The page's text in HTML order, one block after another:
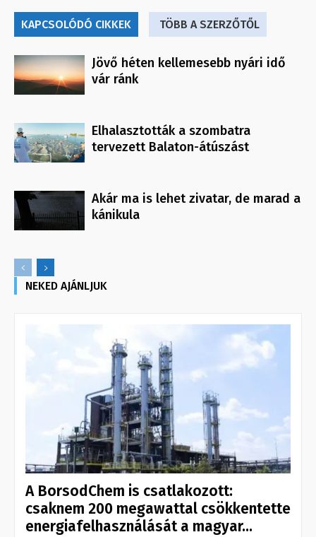
KAPCSOLÓDÓ CIKKEK TÖBB A SZERZŐTŐL
Jövő héten kellemesebb nyári idő
vár ránk
Elhalasztották a szombatra
tervezett Balaton-átúszást
Akár ma is lehet zivatar, de marad a
kánikula
NEKED AJÁNLJUK
A BorsodChem is csatlakozott:
csaknem 200 megawattal csökkentette
energiafelhasználását a magyar...